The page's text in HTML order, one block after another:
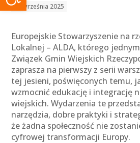
18 września 2025
Europejskie Stowarzyszenie na
Lokalnej – ALDA, którego
Związek Gmin Wiejskich
zaprasza na pierwszy z serii
tej jesieni, poświęconych temu,
wzmocnić edukację i integrację
wiejskich. Wydarzenia te
narzędzia, dobre praktyki i
że żadna społeczność nie
cyfrowej transformacji Europy.